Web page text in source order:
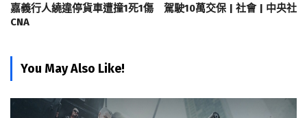
嘉義行人繞違停貨車遭撞1死1傷 駕駛10萬交保 | 社會 | 中央社
CNA
You May Also Like!